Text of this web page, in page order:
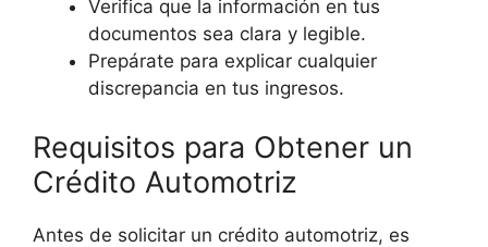
Verifica que la información en tus
documentos sea clara y legible.
Prepárate para explicar cualquier
discrepancia en tus ingresos.
Requisitos para Obtener un
Crédito Automotriz
Antes de solicitar un crédito automotriz, es